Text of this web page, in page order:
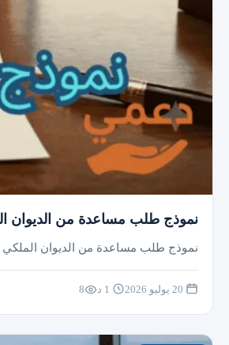
نموذج طلب مساعدة من الديوان الملكي
نموذج طلب مساعدة من الديوان الملكي
8